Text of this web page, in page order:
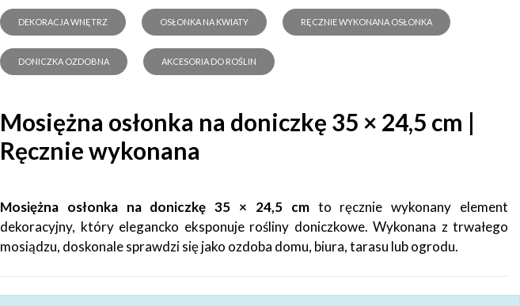
DEKORACJA WNĘTRZ OSŁONKA NA KWIATY RĘCZNIE WYKONANA OSŁONKA
DONICZKA OZDOBNA AKCESORIA DO ROŚLIN
Mosiężna osłonka na doniczkę 35 × 24,5 cm |
Ręcznie wykonana
Mosiężna osłonka na doniczkę 35 × 24,5 cmto ręcznie wykonany element
dekoracyjny, który elegancko eksponuje rośliny doniczkowe. Wykonana z trwałego
mosiądzu, doskonale sprawdzi się jako ozdoba domu, biura, tarasu lub ogrodu.